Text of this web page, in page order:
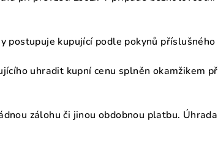
kupující podle pokynů
uhradit kupní cenu splněn okamžikem
zálohu či jinou obdobnou platbu.